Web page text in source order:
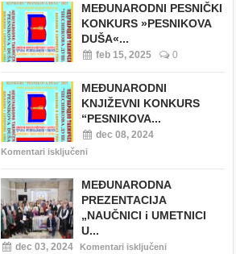
MEĐUNARODNI PESNIČKI
KONKURS »PESNIKOVA
DUŠA«...
feb 15, 2025 0
MEĐUNARODNI
KNJIŽEVNI KONKURS
“PESNIKOVA...
dec 08, 2024
Komentari isključeni
MEĐUNARODNA
PREZENTACIJA
„NAUČNICI i UMETNICI
U...
dec 03, 2024 Komentari isključeni